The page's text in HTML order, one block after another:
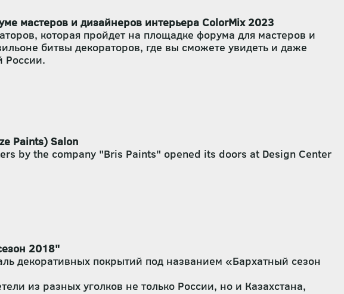
мастеров и дизайнеров интерьера ColorMix 2023
которая пройдет на площадке форума для мастеров и
битвы декораторов, где вы сможете увидеть и даже
России.
Paints) Salon
by the company "Bris Paints" opened its doors at Design Center
2018"
декоративных покрытий под названием «Бархатный сезон
из разных уголков не только России, но и Казахстана,